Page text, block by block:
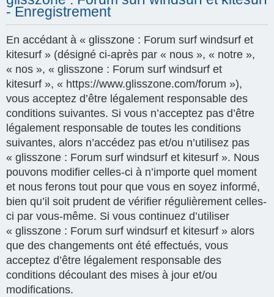
- Enregistrement
En accédant à « glisszone : Forum surf windsurf et
kitesurf » (désigné ci-après par « nous », « notre »,
« nos », « glisszone : Forum surf windsurf et
kitesurf », « https://www.glisszone.com/forum »),
vous acceptez d’être légalement responsable des
conditions suivantes. Si vous n’acceptez pas d’être
légalement responsable de toutes les conditions
suivantes, alors n’accédez pas et/ou n’utilisez pas
« glisszone : Forum surf windsurf et kitesurf ». Nous
pouvons modifier celles-ci à n’importe quel moment
et nous ferons tout pour que vous en soyez informé,
bien qu’il soit prudent de vérifier régulièrement celles-
ci par vous-même. Si vous continuez d’utiliser
« glisszone : Forum surf windsurf et kitesurf » alors
que des changements ont été effectués, vous
acceptez d’être légalement responsable des
conditions découlant des mises à jour et/ou
modifications.